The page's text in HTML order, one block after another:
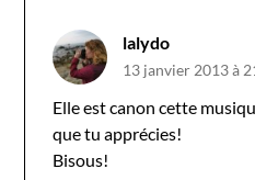
lalydo
13 janvier 2013 à
Elle est canon cette
que tu apprécies!
Bisous!